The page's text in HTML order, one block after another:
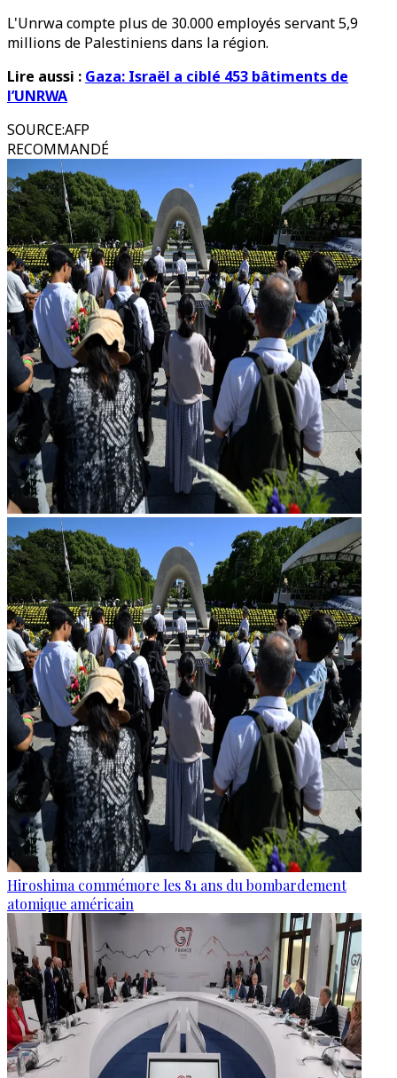
L'Unrwa compte plus de 30.000 employés servant 5,9
millions de Palestiniens dans la région.
Lire aussi : Gaza: Israël a ciblé 453 bâtiments de
l’UNRWA
SOURCE:AFP
RECOMMANDÉ
Hiroshima commémore les 81 ans du bombardement
atomique américain